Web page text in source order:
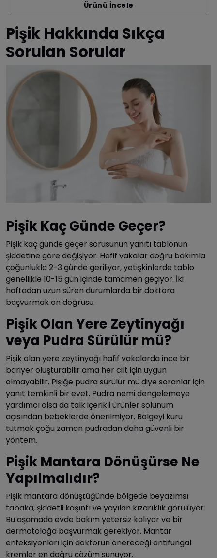
Ürünü İncele
Pişik Hakkında Sıkça
Sorulan Sorular
Pişik Kaç Günde Geçer?
Pişik kaç günde geçer sorusunun yanıtı tablonun
şiddetine göre değişiyor. Hafif vakalar doğru bakımla
çoğunlukla 2-3 günde geriliyor, yetişkinlerde tablo
genellikle 10-15 gün içinde tamamen geçiyor. İki
haftadan uzun süren durumlarda bir doktora
başvurmak en doğrusu.
Pişik Olan Yere Zeytinyağı
veya Pudra Sürülür mü?
Pişik olan yere zeytinyağı hafif vakalarda ince bir
bariyer oluşturabilir ama her cilt için uygun
olmayabilir. Pişiğe pudra sürülür mü diye soranlar için
yanıt temkinli bir evet. Pudra nemi dengelemeye
yardımcı olsa da talk içerikli ürünler solunum
açısından bebeklerde önerilmiyor. Bölgeyi kuru
tutmak çoğu zaman pudradan daha güvenli bir
yöntem.
Pişik Mantara Dönüşürse Ne
Yapılmalıdır?
Pişik mantara dönüştüğünde bölgede beyazımsı
tabaka, şiddetli kaşıntı ve yayılan kızarıklık görülüyor.
Bu aşamada evde bakım yetersiz kalıyor ve bir
dermatoloğa başvurmak gerekiyor. Mantar
enfeksiyonları için doktorun önereceği antifungal
kremler en doğru çözüm sunuyor.